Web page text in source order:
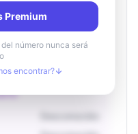
Desconocido
Desconocido
Desconocido
Premium
número nunca será
encontrar?